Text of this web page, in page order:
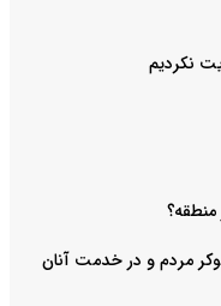
نکردیم
منطقه؟
مردم و در خدمت آنان